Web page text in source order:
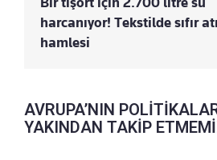
harcanıyor! Tekstilde sıfır
hamlesi
AVRUPA’NIN
YAKINDAN TAKİP